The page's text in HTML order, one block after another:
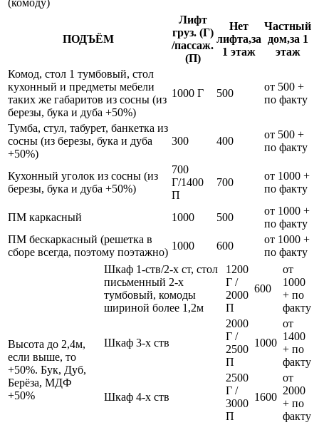
(комоду)
ПОДЪЁМ
Лифт
груз. (Г)
/пассаж.
(П)
Нет
лифта,за
1 этаж
Частный
дом,за 1
этаж
Комод, стол 1 тумбовый, стол
кухонный и предметы мебели
таких же габаритов из сосны (из
березы, бука и дуба +50%)
1000 Г 500
от 500 +
по факту
Тумба, стул, табурет, банкетка из
сосны (из березы, бука и дуба
+50%)
300 400
от 500 +
по факту
Кухонный уголок из сосны (из
березы, бука и дуба +50%)
700
Г/1400
П
700
от 1000 +
по факту
ПМ каркасный 1000 500
от 1000 +
по факту
ПМ бескаркасный (решетка в
сборе всегда, поэтому поэтажно)
1000 600
от 1000 +
по факту
Высота до 2,4м,
если выше, то
+50%. Бук, Дуб,
Берёза, МДФ
+50%
Шкаф 1-ств/2-х ст, стол
письменный 2-х
тумбовый, комоды
шириной более 1,2м
1200
Г /
2000
П
600
от
1000
+ по
факту
Шкаф 3-х ств
2000
Г /
2500
П
1000
от
1400
+ по
факту
Шкаф 4-х ств
2500
Г /
3000
П
1600
от
2000
+ по
факту